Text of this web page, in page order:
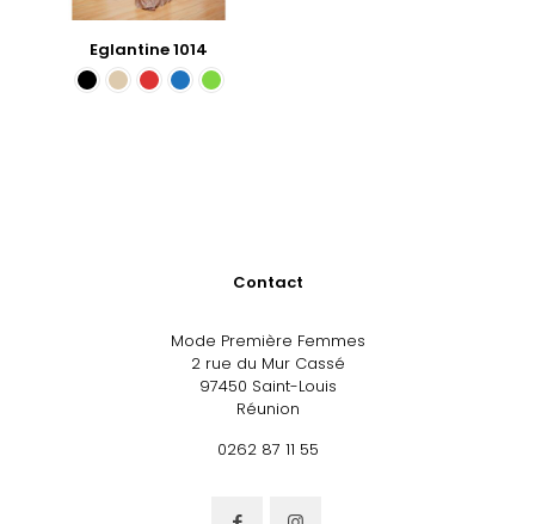
Eglantine 1014
Contact
Mode Première Femmes
2 rue du Mur Cassé
97450 Saint-Louis
Réunion
0262 87 11 55